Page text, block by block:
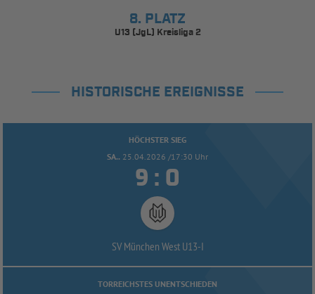
8. PLATZ
U13 (JgL) Kreisliga 2
HISTORISCHE EREIGNISSE
HÖCHSTER SIEG
SA.. 25.04.2026 /17:30 Uhr
 : 
SV München West U13-I
TORREICHSTES UNENTSCHIEDEN